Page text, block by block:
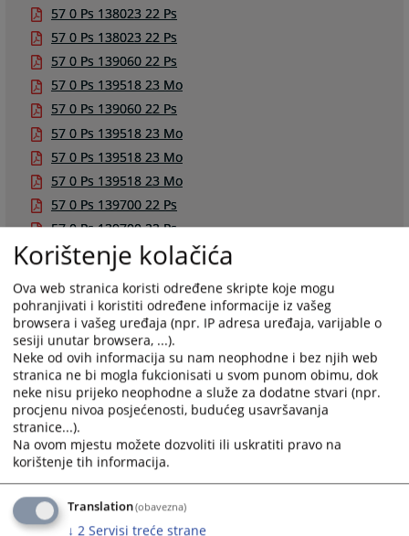
57 0 Ps 138023 22 Ps
57 0 Ps 138023 22 Ps
57 0 Ps 139060 22 Ps
57 0 Ps 139518 23 Mo
57 0 Ps 139060 22 Ps
57 0 Ps 139518 23 Mo
57 0 Ps 139518 23 Mo
57 0 Ps 139518 23 Mo
57 0 Ps 139700 22 Ps
57 0 Ps 139700 22 Ps
57 0 Ps 139750 22 Ps
57 0 Ps 139922 23 Mo
57 0 Ps 140275 22 Ps
Pravna pomoć
Okružni privredni sud Banja Luka nije ovlašten pružati
pravnu pomoć strankama u postupku pred sudovima.
Za svaku vrstu pravne pomoći stranke se mogu
obratiti:
Korištenje kolačića
Ova web stranica koristi određene skripte koje mogu
pohranjivati i koristiti određene informacije iz vašeg
browsera i vašeg uređaja (npr. IP adresa uređaja, varijable o
sesiji unutar browsera, ...).
Neke od ovih informacija su nam neophodne i bez njih web
stranica ne bi mogla fukcionisati u svom punom obimu, dok
neke nisu prijeko neophodne a služe za dodatne stvari (npr.
procjenu nivoa posjećenosti, budućeg usavršavanja
stranice...).
Na ovom mjestu možete dozvoliti ili uskratiti pravo na
korištenje tih informacija.
Translation(obavezna)
↓ 2 Servisi treće strane